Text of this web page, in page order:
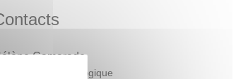
Camarade
pédagogique